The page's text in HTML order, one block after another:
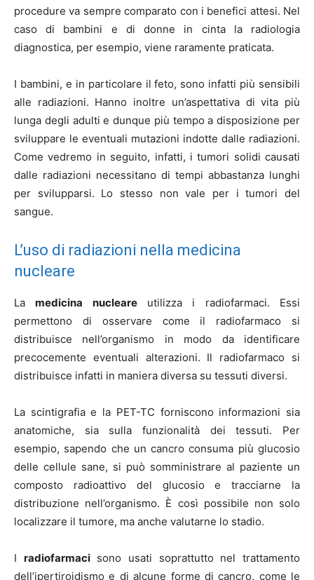
procedure va sempre comparato con i benefici attesi. Nel
caso di bambini e di donne in cinta la radiologia
diagnostica, per esempio, viene raramente praticata.
I bambini, e in particolare il feto, sono infatti più sensibili
alle radiazioni. Hanno inoltre un’aspettativa di vita più
lunga degli adulti e dunque più tempo a disposizione per
sviluppare le eventuali mutazioni indotte dalle radiazioni.
Come vedremo in seguito, infatti, i tumori solidi causati
dalle radiazioni necessitano di tempi abbastanza lunghi
per svilupparsi. Lo stesso non vale per i tumori del
sangue.
L’uso di radiazioni nella medicina
nucleare
Lamedicina nucleareutilizza i radiofarmaci. Essi
permettono di osservare come il radiofarmaco si
distribuisce nell’organismo in modo da identificare
precocemente eventuali alterazioni. Il radiofarmaco si
distribuisce infatti in maniera diversa su tessuti diversi.
La scintigrafia e la PET-TC forniscono informazioni sia
anatomiche, sia sulla funzionalità dei tessuti. Per
esempio, sapendo che un cancro consuma più glucosio
delle cellule sane, si può somministrare al paziente un
composto radioattivo del glucosio e tracciarne la
distribuzione nell’organismo. È così possibile non solo
localizzare il tumore, ma anche valutarne lo stadio.
I radiofarmacisono usati soprattutto nel trattamento
dell’ipertiroidismo e di alcune forme di cancro, come le